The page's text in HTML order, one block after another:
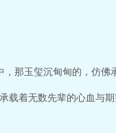
那玉玺沉甸甸的，仿佛
载着无数先辈的心血与